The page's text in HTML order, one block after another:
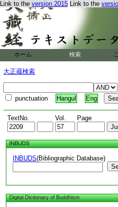
Link to the version 2015 Link to the
ホーム 検索
大正蔵検索
punctuation Hangul Eng
TextNo. Vol. Page
INBUDS
INBUDS(Bibliographic Database)
Digital Dictionary of Buddhism